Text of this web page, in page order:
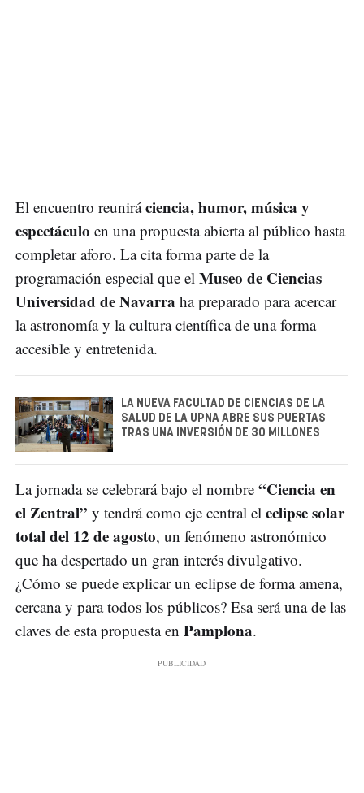
El encuentro reuniráciencia, humor, música y
espectáculo en una propuesta abierta al público hasta
completar aforo. La cita forma parte de la
programación especial que el Museo de Ciencias
Universidad de Navarra ha preparado para acercar
la astronomía y la cultura científica de una forma
accesible y entretenida.
LA NUEVA FACULTAD DE CIENCIAS DE LA
SALUD DE LA UPNA ABRE SUS PUERTAS
TRAS UNA INVERSIÓN DE 30 MILLONES
La jornada se celebrará bajo el nombre “Ciencia en
el Zentral” y tendrá como eje central el eclipse solar
total del 12 de agosto, un fenómeno astronómico
que ha despertado un gran interés divulgativo.
¿Cómo se puede explicar un eclipse de forma amena,
cercana y para todos los públicos? Esa será una de las
claves de esta propuesta en Pamplona.